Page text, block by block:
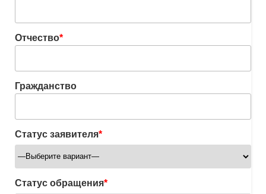
Отчество*
Гражданство
Статус заявителя*
Статус обращения*